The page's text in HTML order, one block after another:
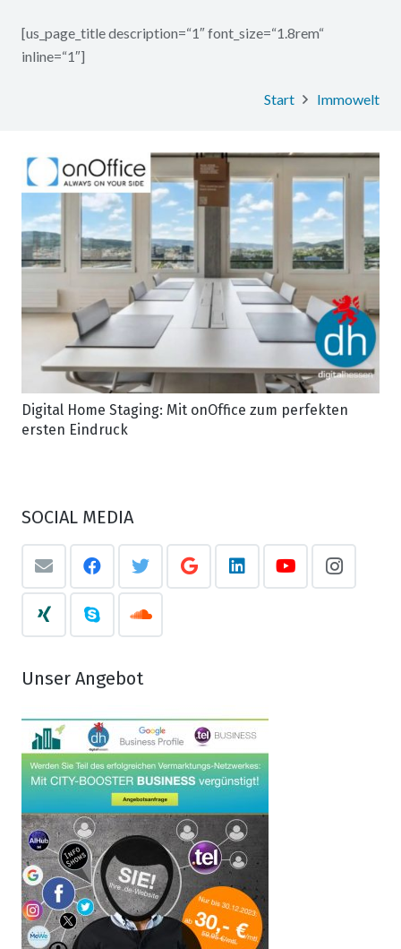
[us_page_title description=“1″ font_size=“1.8rem“
inline=“1″]
Start Immowelt
Digital Home Staging: Mit onOffice zum perfekten
ersten Eindruck
SOCIAL MEDIA
Unser Angebot